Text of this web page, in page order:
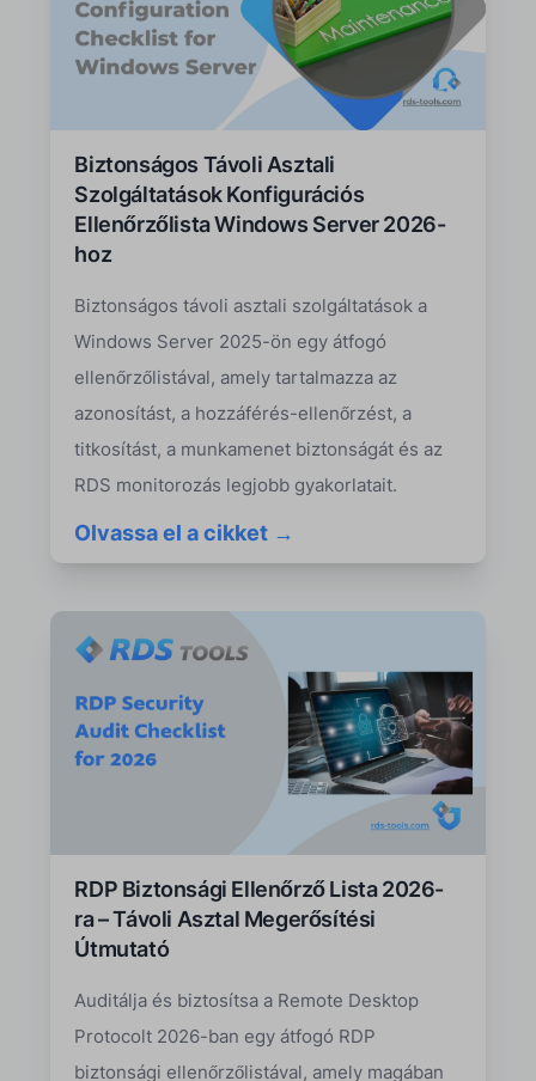
Biztonságos Távoli Asztali
Szolgáltatások Konfigurációs
Ellenőrzőlista Windows Server 2026-
hoz
Biztonságos távoli asztali szolgáltatások a
Windows Server 2025-ön egy átfogó
ellenőrzőlistával, amely tartalmazza az
azonosítást, a hozzáférés-ellenőrzést, a
titkosítást, a munkamenet biztonságát és az
RDS monitorozás legjobb gyakorlatait.
Olvassa el a cikket →
RDP Biztonsági Ellenőrző Lista 2026-
ra – Távoli Asztal Megerősítési
Útmutató
Auditálja és biztosítsa a Remote Desktop
Protocolt 2026-ban egy átfogó RDP
biztonsági ellenőrzőlistával, amely magában